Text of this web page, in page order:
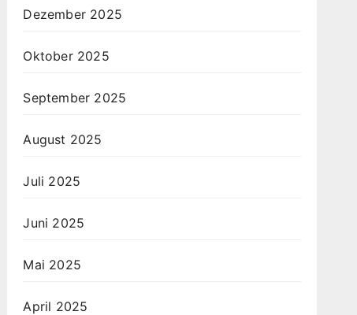
Dezember 2025
Oktober 2025
September 2025
August 2025
Juli 2025
Juni 2025
Mai 2025
April 2025